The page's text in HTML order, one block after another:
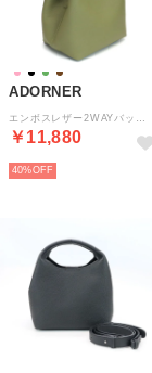
ADORNER
￥11,880
40%